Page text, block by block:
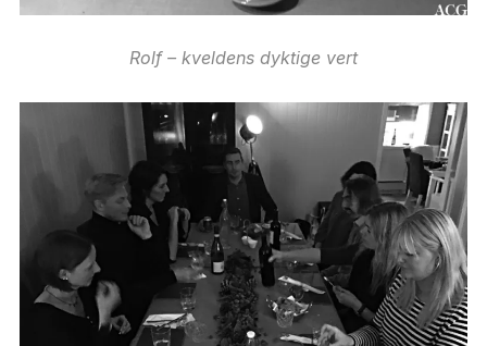
Rolf – kveldens dyktige vert